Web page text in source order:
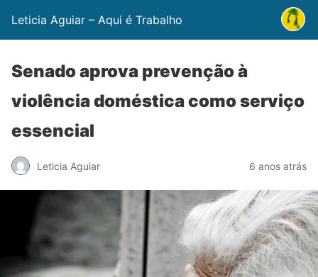
Leticia Aguiar – Aqui é Trabalho
Senado aprova prevenção à
violência doméstica como serviço
essencial
Leticia Aguiar 6 anos atrás